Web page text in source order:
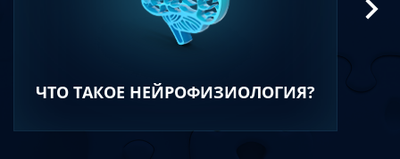
ЧТО ТАКОЕ НЕЙРОФИЗИОЛОГИЯ?